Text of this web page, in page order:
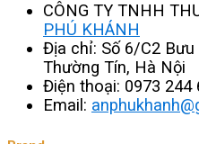
CÔNG TY TNHH
PHÚ KHÁNH
Địa chỉ: Số 6/C2 Bưu
Thường Tín, Hà Nội
Điện thoại: 0973 244
Email: